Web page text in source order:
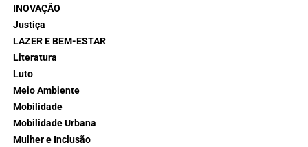
INOVAÇÃO
Justiça
LAZER E BEM-ESTAR
Literatura
Luto
Meio Ambiente
Mobilidade
Mobilidade Urbana
Mulher e Inclusão